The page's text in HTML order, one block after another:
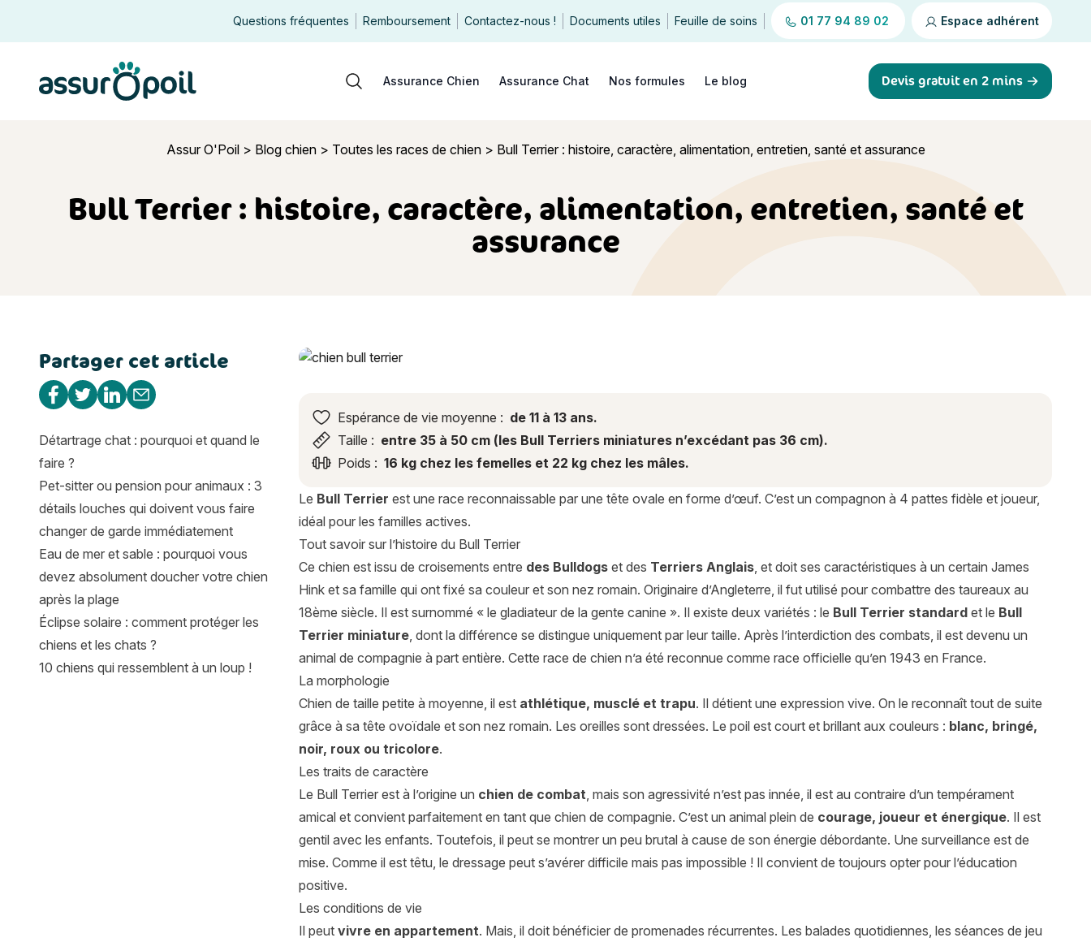
Questions fréquentes Remboursement Contactez-nous ! Documents utiles Feuille de soins 01 77 94 89 02 Espace adhérent
Rechercher
Assurance Chien Assurance Chat Nos formules Le blog Devis gratuit en 2 mins
Assur O'Poil> Blog chien> Toutes les races de chien> Bull Terrier : histoire, caractère, alimentation, entretien, santé et assurance
Bull Terrier : histoire, caractère, alimentation, entretien, santé et
assurance
Bull Terrier : histoire, caractère, alimentation, entretien, santé et assurance
Espérance de vie moyenne : de 11 à 13 ans.
Taille : entre 35 à 50 cm (les Bull Terriers miniatures n’excédant pas 36 cm).
Poids : 16 kg chez les femelles et 22 kg chez les mâles.
Le Bull Terrier est une race reconnaissable par une tête ovale en forme d’œuf. C’est un compagnon à 4 pattes fidèle et joueur,
idéal pour les familles actives.
Tout savoir sur l’histoire du Bull Terrier
Ce chien est issu de croisements entre des Bulldogs et des Terriers Anglais, et doit ses caractéristiques à un certain James
Hink et sa famille qui ont fixé sa couleur et son nez romain. Originaire d’Angleterre, il fut utilisé pour combattre des taureaux au
18ème siècle. Il est surnommé « le gladiateur de la gente canine ». Il existe deux variétés : le Bull Terrier standard et le Bull
Terrier miniature, dont la différence se distingue uniquement par leur taille. Après l’interdiction des combats, il est devenu un
animal de compagnie à part entière. Cette race de chien n’a été reconnue comme race officielle qu’en 1943 en France.
La morphologie
Chien de taille petite à moyenne, il est athlétique, musclé et trapu. Il détient une expression vive. On le reconnaît tout de suite
grâce à sa tête ovoïdale et son nez romain. Les oreilles sont dressées. Le poil est court et brillant aux couleurs : blanc, bringé,
noir, roux ou tricolore.
Les traits de caractère
Le Bull Terrier est à l’origine un chien de combat, mais son agressivité n’est pas innée, il est au contraire d’un tempérament
amical et convient parfaitement en tant que chien de compagnie. C’est un animal plein de courage, joueur et énergique. Il est
gentil avec les enfants. Toutefois, il peut se montrer un peu brutal à cause de son énergie débordante. Une surveillance est de
mise. Comme il est têtu, le dressage peut s’avérer difficile mais pas impossible ! Il convient de toujours opter pour l’éducation
positive.
Les conditions de vie
Il peut vivre en appartement. Mais, il doit bénéficier de promenades récurrentes. Les balades quotidiennes, les séances de jeu
Partager cet article
Partager sur Facebook
Partager sur Twitter
Partager sur Linkedin
Partager par e-mail
Détartrage chat : pourquoi et quand le
faire ?
Pet-sitter ou pension pour animaux : 3
détails louches qui doivent vous faire
changer de garde immédiatement
Eau de mer et sable : pourquoi vous
devez absolument doucher votre chien
après la plage
Éclipse solaire : comment protéger les
chiens et les chats ?
10 chiens qui ressemblent à un loup !